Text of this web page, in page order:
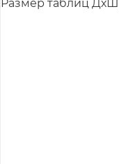
Размер таблиц